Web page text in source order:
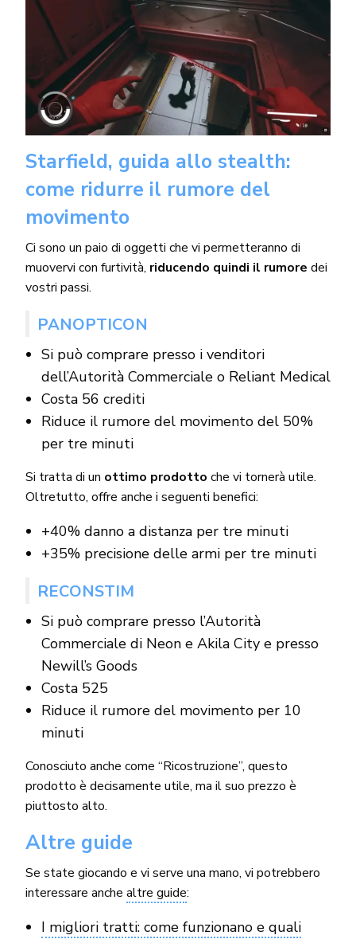
Starfield, guida allo stealth:
come ridurre il rumore del
movimento
Ci sono un paio di oggetti che vi permetteranno di
muovervi con furtività, riducendo quindi il rumore dei
vostri passi.
PANOPTICON
Si può comprare presso i venditori
dell’Autorità Commerciale o Reliant Medical
Costa 56 crediti
Riduce il rumore del movimento del 50%
per tre minuti
Si tratta di un ottimo prodotto che vi tornerà utile.
Oltretutto, offre anche i seguenti benefici:
+40% danno a distanza per tre minuti
+35% precisione delle armi per tre minuti
RECONSTIM
Si può comprare presso l’Autorità
Commerciale di Neon e Akila City e presso
Newill’s Goods
Costa 525
Riduce il rumore del movimento per 10
minuti
Conosciuto anche come “Ricostruzione”, questo
prodotto è decisamente utile, ma il suo prezzo è
piuttosto alto.
Altre guide
Se state giocando e vi serve una mano, vi potrebbero
interessare anche altre guide:
I migliori tratti: come funzionano e quali